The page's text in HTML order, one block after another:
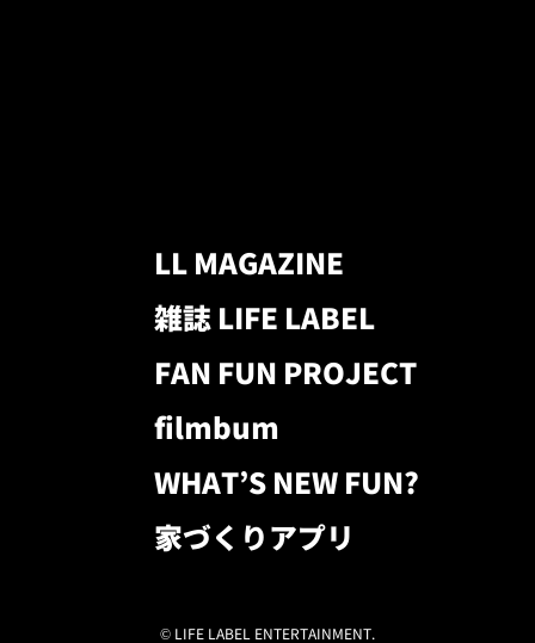
LL MAGAZINE
雑誌 LIFE LABEL
FAN FUN PROJECT
filmbum
WHAT’S NEW FUN?
家づくりアプリ
© LIFE LABEL ENTERTAINMENT.